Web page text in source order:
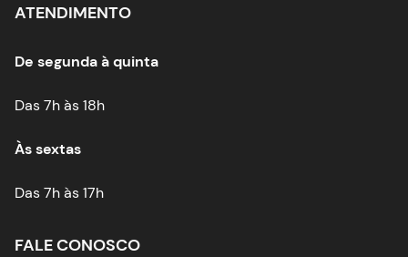
ATENDIMENTO
De segunda à quinta
Das 7h às 18h
Às sextas
Das 7h às 17h
FALE CONOSCO